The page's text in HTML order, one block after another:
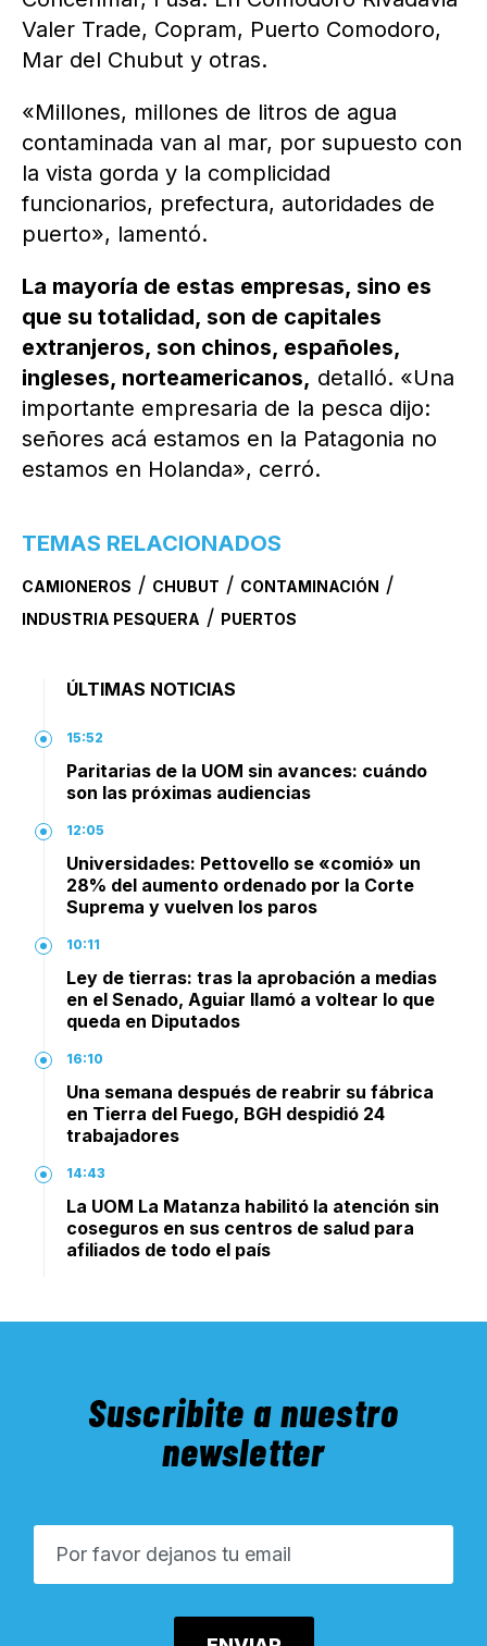
Valer Trade, Copram, Puerto Comodoro,
Mar del Chubut y otras.
«Millones, millones de litros de agua
contaminada van al mar, por supuesto con
la vista gorda y la complicidad
funcionarios, prefectura, autoridades de
puerto», lamentó.
La mayoría de estas empresas, sino es
que su totalidad, son de capitales
extranjeros, son chinos, españoles,
ingleses, norteamericanos, detalló. «Una
importante empresaria de la pesca dijo:
señores acá estamos en la Patagonia no
estamos en Holanda», cerró.
TEMAS RELACIONADOS
CAMIONEROS / CHUBUT / CONTAMINACIÓN /
INDUSTRIA PESQUERA / PUERTOS
ÚLTIMAS NOTICIAS
15:52
Paritarias de la UOM sin avances: cuándo
son las próximas audiencias
12:05
Universidades: Pettovello se «comió» un
28% del aumento ordenado por la Corte
Suprema y vuelven los paros
10:11
Ley de tierras: tras la aprobación a medias
en el Senado, Aguiar llamó a voltear lo que
queda en Diputados
16:10
Una semana después de reabrir su fábrica
en Tierra del Fuego, BGH despidió 24
trabajadores
14:43
La UOM La Matanza habilitó la atención sin
coseguros en sus centros de salud para
afiliados de todo el país
Suscribite a nuestro
newsletter